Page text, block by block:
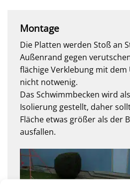
Montage
Die Platten werden Stoß an
Außenrand gegen
flächige Verklebung mit
nicht notwenig.
Das Schwimmbecken wird
Isolierung gestellt, daher
Fläche etwas größer als der
ausfallen.